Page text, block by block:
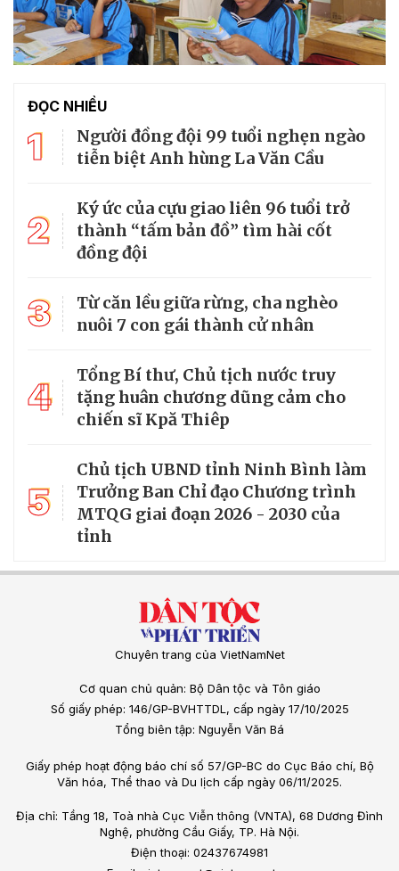
ĐỌC NHIỀU
1
Người đồng đội 99 tuổi nghẹn ngào
tiễn biệt Anh hùng La Văn Cầu
2
Ký ức của cựu giao liên 96 tuổi trở
thành “tấm bản đồ” tìm hài cốt
đồng đội
3
Từ căn lều giữa rừng, cha nghèo
nuôi 7 con gái thành cử nhân
4
Tổng Bí thư, Chủ tịch nước truy
tặng huân chương dũng cảm cho
chiến sĩ Kpă Thiêp
5
Chủ tịch UBND tỉnh Ninh Bình làm
Trưởng Ban Chỉ đạo Chương trình
MTQG giai đoạn 2026 - 2030 của
tỉnh
Chuyên trang của VietNamNet
Cơ quan chủ quản: Bộ Dân tộc và Tôn giáo
Số giấy phép: 146/GP-BVHTTDL, cấp ngày 17/10/2025
Tổng biên tập: Nguyễn Văn Bá
Giấy phép hoạt động báo chí số 57/GP-BC do Cục Báo chí, Bộ
Văn hóa, Thể thao và Du lịch cấp ngày 06/11/2025.
Địa chỉ: Tầng 18, Toà nhà Cục Viễn thông (VNTA), 68 Dương Đình
Nghệ, phường Cầu Giấy, TP. Hà Nội.
Điện thoại: 02437674981